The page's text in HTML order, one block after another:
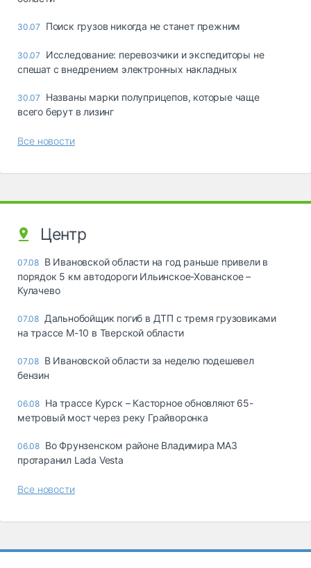
30.07 Поиск грузов никогда не станет прежним
30.07
Исследование: перевозчики и экспедиторы не
спешат с внедрением электронных накладных
30.07
Названы марки полуприцепов, которые чаще
всего берут в лизинг
Все новости
Центр
07.08 В Ивановской области на год раньше привели в
порядок 5 км автодороги Ильинское-Хованское –
Кулачево
07.08 Дальнобойщик погиб в ДТП с тремя грузовиками
на трассе М-10 в Тверской области
07.08 В Ивановской области за неделю подешевел
бензин
06.08 На трассе Курск – Касторное обновляют 65-
метровый мост через реку Грайворонка
06.08 Во Фрунзенском районе Владимира МАЗ
протаранил Lada Vesta
Все новости